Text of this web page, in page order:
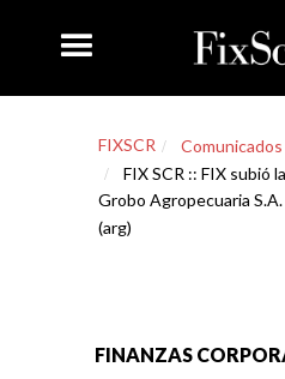
FIXSCR
FIX SCR :: FIX subió
Grobo Agropecuaria
(arg)
FINANZAS